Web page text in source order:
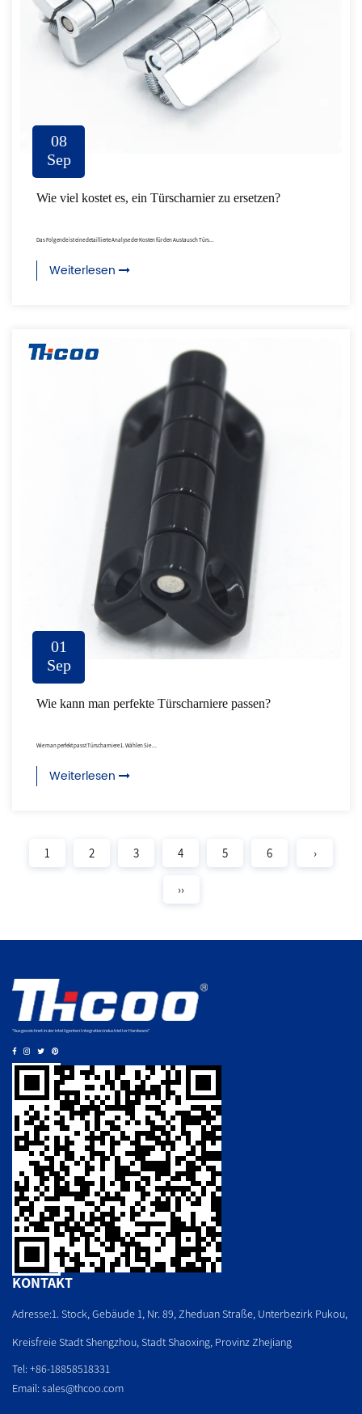
08
Sep
Wie viel kostet es, ein Türscharnier zu ersetzen?
Das Folgende ist eine detaillierte Analyse der Kosten für den Austausch Türs...
Weiterlesen
01
Sep
Wie kann man perfekte Türscharniere passen?
Wie man perfekt passt Türscharniere 1. Wählen Sie ...
Weiterlesen
1 2 3 4 5 6 ›
››
"Ausgezeichnet in der intelligenten Integration industrieller Hardware."
KONTAKT
Adresse:1. Stock, Gebäude 1, Nr. 89, Zheduan Straße, Unterbezirk Pukou,
Kreisfreie Stadt Shengzhou, Stadt Shaoxing, Provinz Zhejiang
Tel: +86-18858518331
Email:sales@thcoo.com